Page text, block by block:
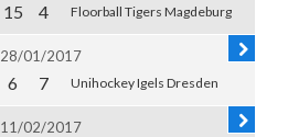
15 4 Floorball Tigers Magdeburg
28/01/2017
6 7 Unihockey Igels Dresden
11/02/2017